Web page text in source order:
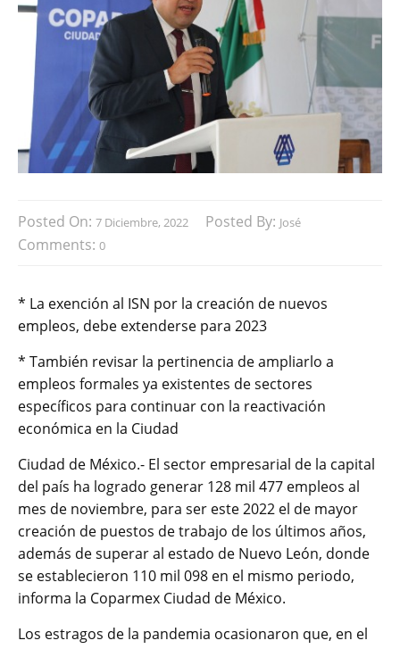
Posted On: 7 Diciembre, 2022 Posted By: José
Comments: 0
* La exención al ISN por la creación de nuevos
empleos, debe extenderse para 2023
* También revisar la pertinencia de ampliarlo a
empleos formales ya existentes de sectores
específicos para continuar con la reactivación
económica en la Ciudad
Ciudad de México.- El sector empresarial de la capital
del país ha logrado generar 128 mil 477 empleos al
mes de noviembre, para ser este 2022 el de mayor
creación de puestos de trabajo de los últimos años,
además de superar al estado de Nuevo León, donde
se establecieron 110 mil 098 en el mismo periodo,
informa la Coparmex Ciudad de México.
Los estragos de la pandemia ocasionaron que, en el